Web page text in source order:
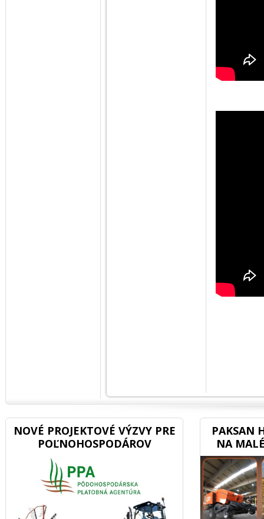
NOVÉ PROJEKTOVÉ VÝZVY PRE
POĽNOHOSPODÁROV
PAKSAN
NA